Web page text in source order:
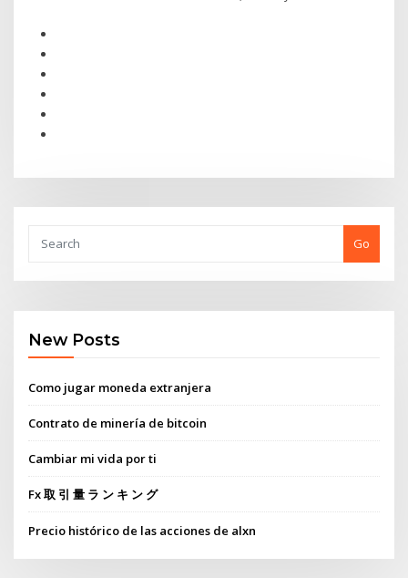
Go
New Posts
Como jugar moneda extranjera
Contrato de minería de bitcoin
Cambiar mi vida por ti
Fx 取 引 量 ラ ン キ ン グ
Precio histórico de las acciones de alxn